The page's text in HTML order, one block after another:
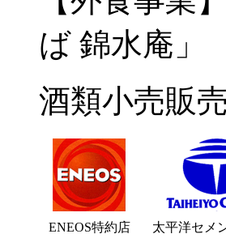
ば 錦水庵」
酒類小売販
ENEOS特約店 太平洋セメ